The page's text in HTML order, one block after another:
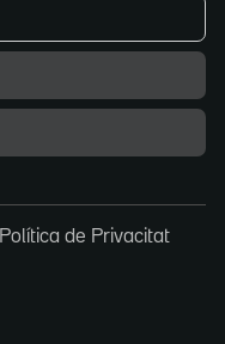
Política de Privacitat